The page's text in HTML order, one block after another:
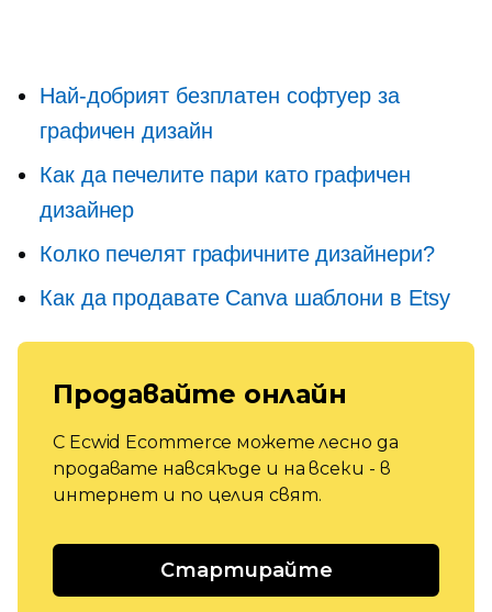
Най-добрият безплатен софтуер за
графичен дизайн
Как да печелите пари като графичен
дизайнер
Колко печелят графичните дизайнери?
Как да продавате Canva шаблони в Etsy
Продавайте онлайн
С Ecwid Ecommerce можете лесно да
продавате навсякъде и на всеки - в
интернет и по целия свят.
Стартирайте